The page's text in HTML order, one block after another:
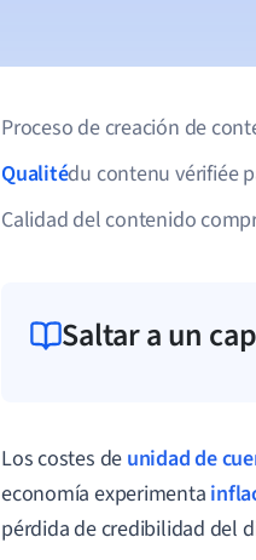
Proceso de creación de
Qualitédu contenu vérifiée
Calidad del contenido
Saltar a un
Los costes de unidad de
economía experimenta
pérdida de credibilidad del